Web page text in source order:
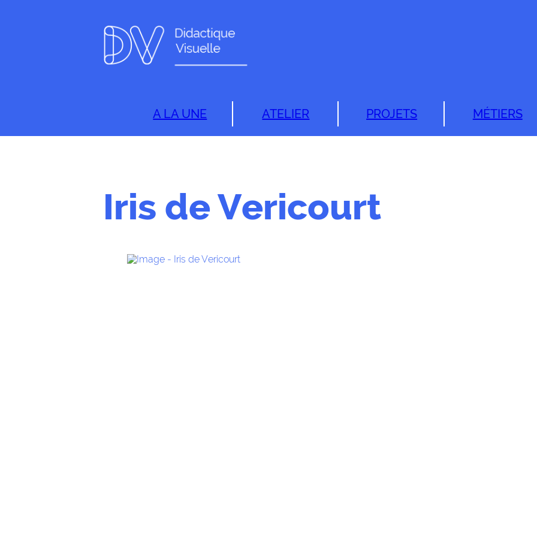
A LA UNE ATELIER PROJETS MÉTIERS
Iris de Vericourt